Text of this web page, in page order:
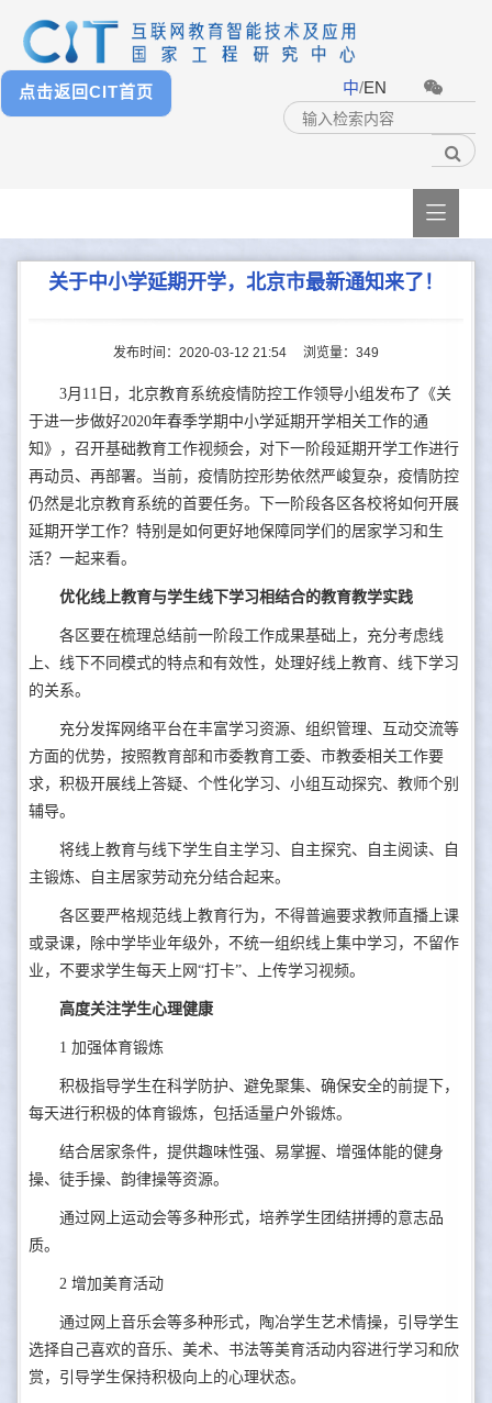
点击返回CIT首页 中/EN

关于中小学延期开学，北京市最新通知来了！
发布时间：2020-03-12 21:54 浏览量： 349
3月11日，北京教育系统疫情防控工作领导小组发布了《关
于进一步做好2020年春季学期中小学延期开学相关工作的通
知》，召开基础教育工作视频会，对下一阶段延期开学工作进行
再动员、再部署。当前，疫情防控形势依然严峻复杂，疫情防控
仍然是北京教育系统的首要任务。
下一阶段各区各校将如何开展
延期开学工作？特别是如何更好地保障同学们的居家学习和生
活？一起来看。
优化线上教育与学生线下学习相结合的教育教学实践
各区要在梳理总结前一阶段工作成果基础上，充分考虑线
上、线下不同模式的特点和有效性，处理好线上教育、线下学习
的关系。
充分发挥网络平台在丰富学习资源、组织管理、互动交流等
方面的优势，按照教育部和市委教育工委、市教委相关工作要
求，积极开展线上答疑、个性化学习、小组互动探究、教师个别
辅导。
将线上教育与线下学生自主学习、自主探究、自主阅读、自
主锻炼、自主居家劳动充分结合起来。
各区要严格规范线上教育行为，不得普遍要求教师直播上课
或录课，除中学毕业年级外，不统一组织线上集中学习，不留作
业，不要求学生每天上网“打卡”、上传学习视频。
高度关注学生心理健康
1 加强体育锻炼
积极指导学生在科学防护、避免聚集、确保安全的前提下，
每天进行积极的体育锻炼，包括适量户外锻炼。
结合居家条件，提供趣味性强、易掌握、增强体能的健身
操、徒手操、韵律操等资源。
通过网上运动会等多种形式，培养学生团结拼搏的意志品
质。
2 增加美育活动
通过网上音乐会等多种形式，陶冶学生艺术情操，引导学生
选择自己喜欢的音乐、美术、书法等美育活动内容进行学习和欣
赏，引导学生保持积极向上的心理状态。